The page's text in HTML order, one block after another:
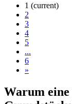
1 (current)
2
3
4
5
...
6
»
Warum